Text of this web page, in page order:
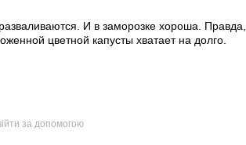
И в заморозке хороша. Правда,
цветной капусты хватает на долго.
за допомогою